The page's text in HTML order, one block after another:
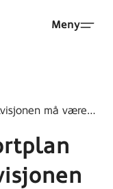
Meny
må være…